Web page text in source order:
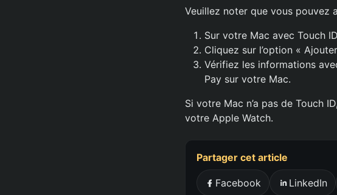
Veuillez noter que vous pouvez
Sur votre Mac avec Touch
Cliquez sur l’option «
Vérifiez les informations
Pay sur votre Mac.
Si votre Mac n’a pas de Touch
votre Apple Watch.
Partager cet article
Facebook LinkedIn